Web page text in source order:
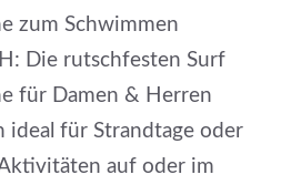
zum Schwimmen
Die rutschfesten Surf
für Damen & Herren
ideal für Strandtage oder
auf oder im